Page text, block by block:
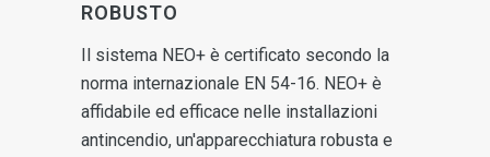
ROBUSTO
Il sistema NEO+ è certificato secondo la
norma internazionale EN 54-16. NEO+ è
affidabile ed efficace nelle installazioni
antincendio, un'apparecchiatura robusta e